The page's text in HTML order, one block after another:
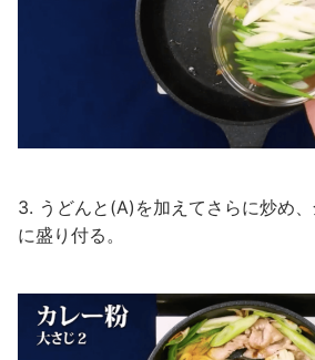
3. うどんと(A)を加えてさらに炒め
に盛り付る。